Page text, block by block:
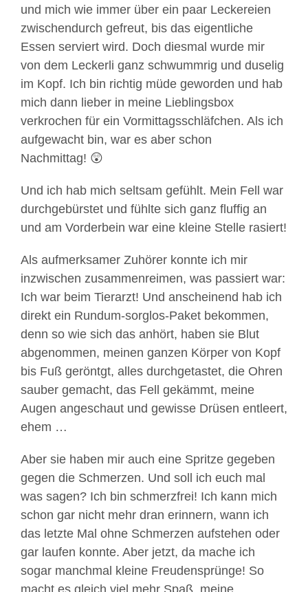
und mich wie immer über ein paar Leckereien
zwischendurch gefreut, bis das eigentliche
Essen serviert wird. Doch diesmal wurde mir
von dem Leckerli ganz schwummrig und duselig
im Kopf. Ich bin richtig müde geworden und hab
mich dann lieber in meine Lieblingsbox
verkrochen für ein Vormittagsschläfchen. Als ich
aufgewacht bin, war es aber schon
Nachmittag! 😲
Und ich hab mich seltsam gefühlt. Mein Fell war
durchgebürstet und fühlte sich ganz fluffig an
und am Vorderbein war eine kleine Stelle rasiert!
Als aufmerksamer Zuhörer konnte ich mir
inzwischen zusammenreimen, was passiert war:
Ich war beim Tierarzt! Und anscheinend hab ich
direkt ein Rundum-sorglos-Paket bekommen,
denn so wie sich das anhört, haben sie Blut
abgenommen, meinen ganzen Körper von Kopf
bis Fuß geröntgt, alles durchgetastet, die Ohren
sauber gemacht, das Fell gekämmt, meine
Augen angeschaut und gewisse Drüsen entleert,
ehem …
Aber sie haben mir auch eine Spritze gegeben
gegen die Schmerzen. Und soll ich euch mal
was sagen? Ich bin schmerzfrei! Ich kann mich
schon gar nicht mehr dran erinnern, wann ich
das letzte Mal ohne Schmerzen aufstehen oder
gar laufen konnte. Aber jetzt, da mache ich
sogar manchmal kleine Freudensprünge! So